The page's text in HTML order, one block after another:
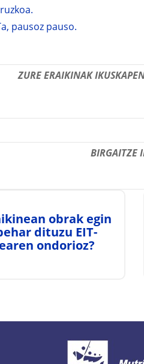
pausoz pauso.
ZURE ERAIKINAK
BIRGAITZE
obrak egin
dituzu EIT-
earen ondorioz?